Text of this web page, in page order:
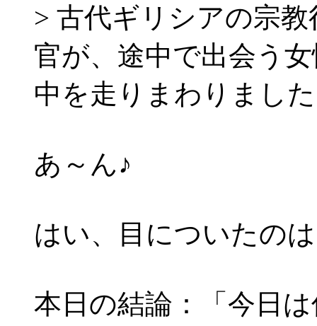
> 古代ギリシアの宗
官が、途中で出会う
中を走りまわりまし
あ～ん♪
はい、目についたの
本日の結論：「今日